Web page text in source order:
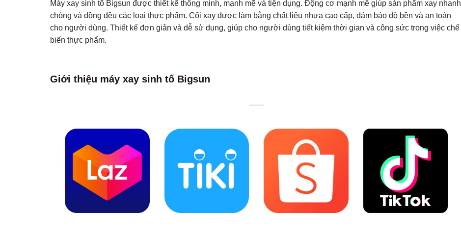
Máy xay sinh tố Bigsun được thiết kế thông minh, mạnh mẽ và tiện dụng. Động cơ mạnh mẽ giúp sản phẩm xay nhanh
chóng và đồng đều các loại thực phẩm. Cối xay được làm bằng chất liệu nhựa cao cấp, đảm bảo độ bền và an toàn
cho người dùng. Thiết kế đơn giản và dễ sử dụng, giúp cho người dùng tiết kiệm thời gian và công sức trong việc chế
biến thực phẩm.
Giới thiệu máy xay sinh tố Bigsun